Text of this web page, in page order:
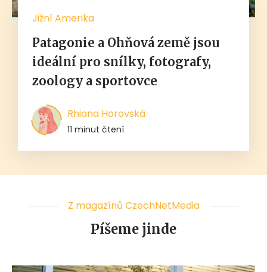
Jižní Amerika
Patagonie a Ohňová země jsou
ideální pro snílky, fotografy,
zoology a sportovce
Rhiana Horovská
11 minut čtení
Z magazínů CzechNetMedia
Píšeme jinde